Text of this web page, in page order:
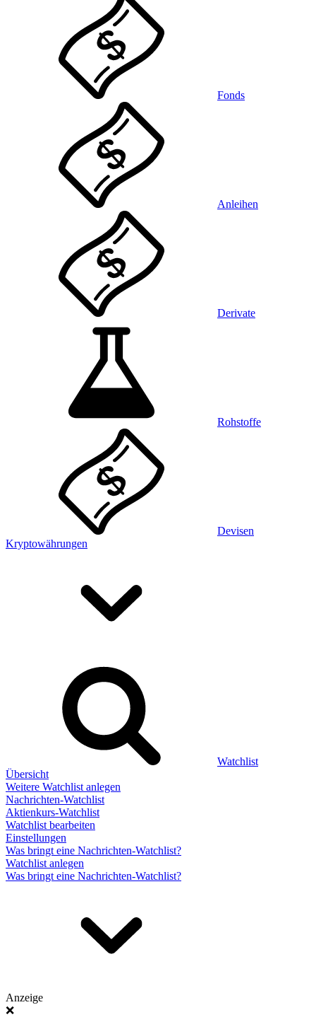
Fonds
Anleihen
Derivate
Rohstoffe
Devisen
Kryptowährungen
Watchlist
Übersicht
Weitere Watchlist anlegen
Nachrichten-Watchlist
Aktienkurs-Watchlist
Watchlist bearbeiten
Einstellungen
Was bringt eine Nachrichten-Watchlist?
Watchlist anlegen
Was bringt eine Nachrichten-Watchlist?
Anzeige
❌